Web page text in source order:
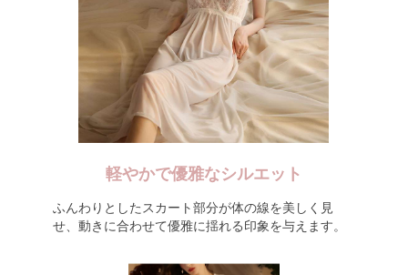
軽やかで優雅なシルエット
ふんわりとしたスカート部分が体の線を美しく見
せ、動きに合わせて優雅に揺れる印象を与えます。